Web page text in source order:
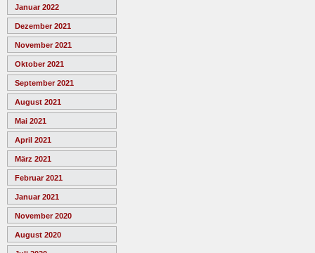
Januar 2022
Dezember 2021
November 2021
Oktober 2021
September 2021
August 2021
Mai 2021
April 2021
März 2021
Februar 2021
Januar 2021
November 2020
August 2020